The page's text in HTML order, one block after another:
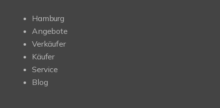
Hamburg
Angebote
Verkäufer
Käufer
Service
Blog